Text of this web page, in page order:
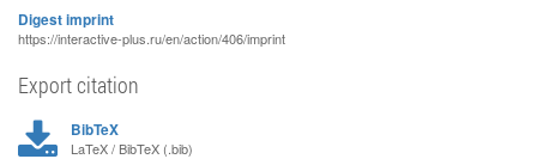
Digest imprint
https://interactive-plus.ru/en/action/406/imprint
Export citation
BibTeX
LaTeX / BibTeX (.bib)